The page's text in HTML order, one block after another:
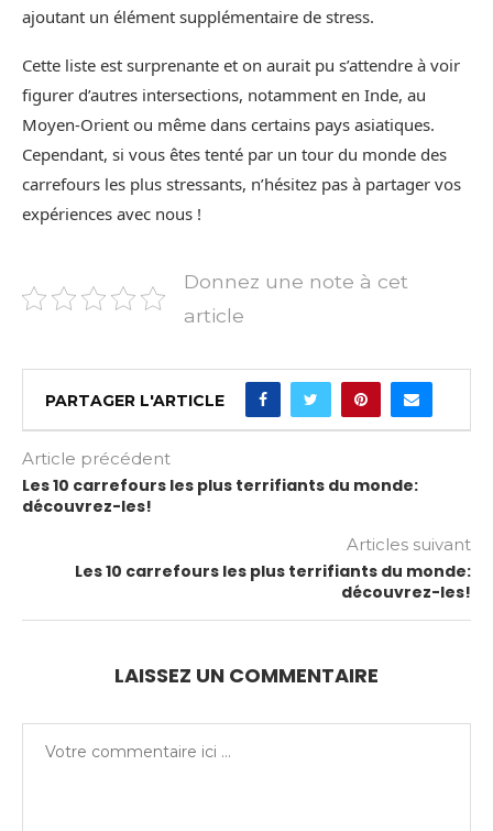
ajoutant un élément supplémentaire de stress.
Cette liste est surprenante et on aurait pu s’attendre à voir
figurer d’autres intersections, notamment en Inde, au
Moyen-Orient ou même dans certains pays asiatiques.
Cependant, si vous êtes tenté par un tour du monde des
carrefours les plus stressants, n’hésitez pas à partager vos
expériences avec nous !
Donnez une note à cet
article
PARTAGER L'ARTICLE
Article précédent
Les 10 carrefours les plus terrifiants du monde:
découvrez-les!
Articles suivant
Les 10 carrefours les plus terrifiants du monde:
découvrez-les!
LAISSEZ UN COMMENTAIRE